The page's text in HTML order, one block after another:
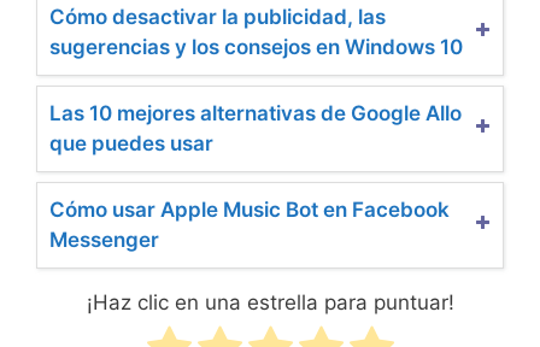
Cómo desactivar la publicidad, las
sugerencias y los consejos en Windows 10
Las 10 mejores alternativas de Google Allo
que puedes usar
Cómo usar Apple Music Bot en Facebook
Messenger
¡Haz clic en una estrella para puntuar!